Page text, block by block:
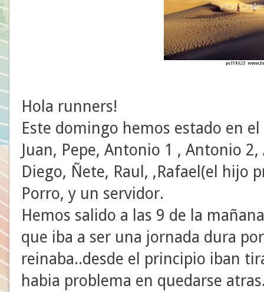
Hola runners!
Este domingo hemos estado en
Juan, Pepe, Antonio 1 , Antonio
Diego, Ñete, Raul, ,Rafael(el hijo
Porro, y un servidor.
Hemos salido a las 9 de la
que iba a ser una jornada dura
reinaba..desde el principio iban
habia problema en quedarse